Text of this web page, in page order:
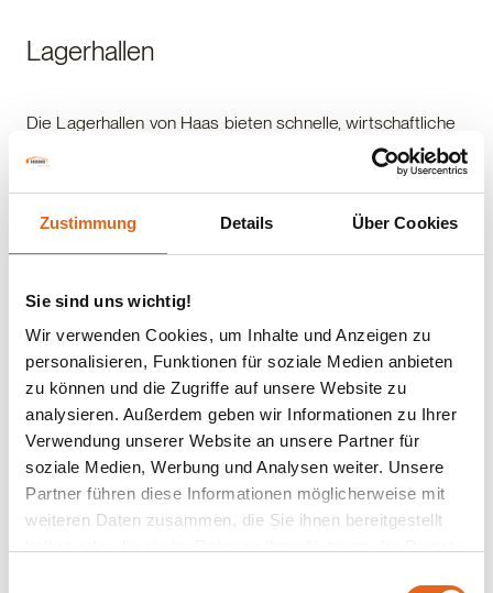
Zustimmung Details Über Cookies
Sie sind uns wichtig!
Wir verwenden Cookies, um Inhalte und Anzeigen zu
personalisieren, Funktionen für soziale Medien anbieten
zu können und die Zugriffe auf unsere Website zu
analysieren. Außerdem geben wir Informationen zu Ihrer
Verwendung unserer Website an unsere Partner für
soziale Medien, Werbung und Analysen weiter. Unsere
Partner führen diese Informationen möglicherweise mit
weiteren Daten zusammen, die Sie ihnen bereitgestellt
Lagerhallen
Die Lagerhallen von Haas bieten schnelle, wirtschaftliche
und energieeffiziente Lösungen für Ihre Lagerbedürfnisse.
Lagerallen entdecken
Haas Hallenkonfigurator
Einfach, effizient und maßgeschneidert! Planen Sie Ihre
individuelle Halle mit dem Haas Hallenkonfigurator.
Zum Hallenkonfigurator